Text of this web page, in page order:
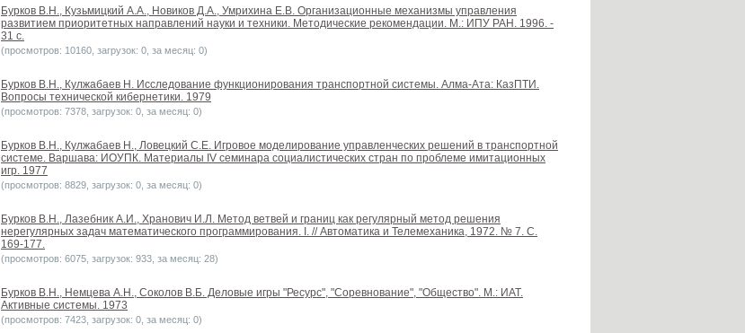
Бурков B.H., Кузьмицкий А.А., Новиков Д.А., Умрихина Е.В. Организационные механизмы управления
развитием приоритетных направлений науки и техники. Методические рекомендации. М.: ИПУ РАН. 1996. -
31 с.
(просмотров: 10160, загрузок: 0, за месяц: 0)
Бурков B.H., Кулжабаев Н. Исследование функционирования транспортной системы. Алма-Ата: КазПТИ.
Вопросы технической кибернетики. 1979
(просмотров: 7378, загрузок: 0, за месяц: 0)
Бурков B.H., Кулжабаев Н., Ловецкий С.Е. Игровое моделирование управленческих решений в транспортной
системе. Варшава: ИОУПК. Материалы IV семинара социалистических стран по проблеме имитационных
игр. 1977
(просмотров: 8829, загрузок: 0, за месяц: 0)
Бурков B.H., Лазебник А.И., Хранович И.Л. Метод ветвей и границ как регулярный метод решения
нерегулярных задач математического программирования. I. // Автоматика и Телемеханика, 1972. № 7. С.
169-177.
(просмотров: 6075, загрузок: 933, за месяц: 28)
Бурков B.H., Немцева А.Н., Соколов В.Б. Деловые игры "Ресурс", "Соревнование", "Общество". М.: ИАТ.
Активные системы. 1973
(просмотров: 7423, загрузок: 0, за месяц: 0)